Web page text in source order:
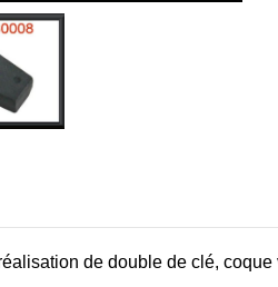
de double de clé,